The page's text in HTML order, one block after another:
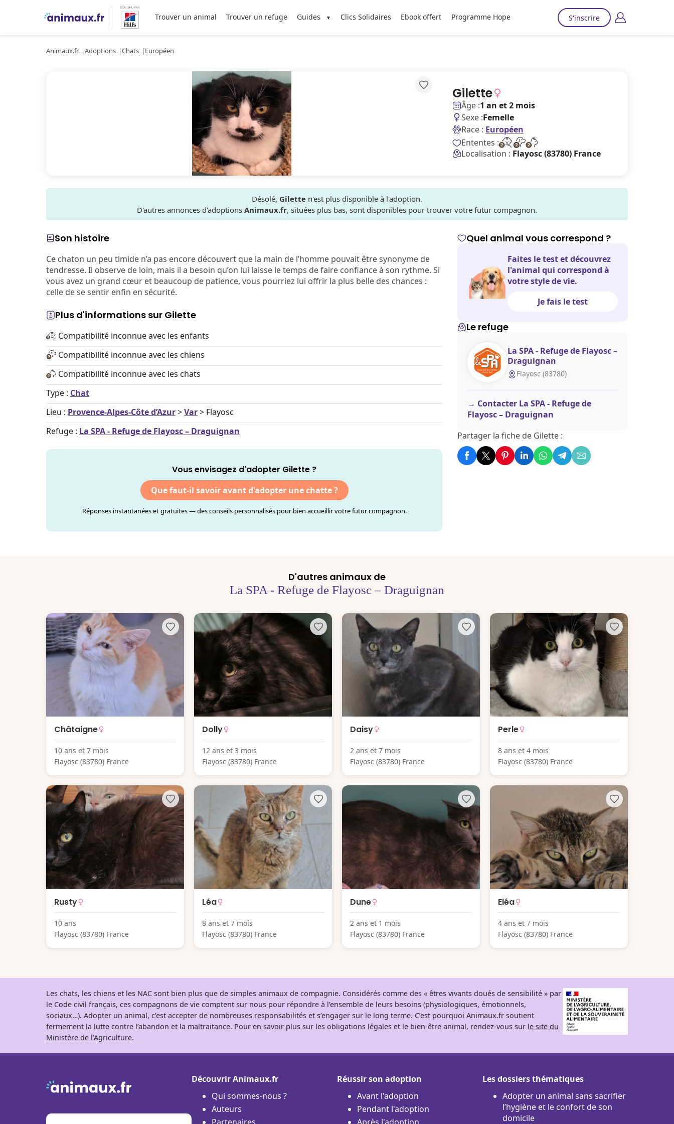
Trouver un animal Trouver un refuge Guides Clics Solidaires Ebook offert Programme Hope S'inscrire
Animaux.fr Adoptions Chats Européen
Gilette
Âge :1 an et 2 mois
Sexe :Femelle
Race : Européen
Ententes :
Localisation : Flayosc (83780) France
Désolé, Gilette n'est plus disponible à l'adoption.
D'autres annonces d'adoptions Animaux.fr, situées plus bas, sont disponibles pour trouver votre futur compagnon.
Son histoire
Ce chaton un peu timide n’a pas encore découvert que la main de l’homme pouvait être synonyme de
tendresse. Il observe de loin, mais il a besoin qu’on lui laisse le temps de faire confiance à son rythme. Si
vous avez un grand cœur et beaucoup de patience, vous pourriez lui offrir la plus belle des chances :
celle de se sentir enfin en sécurité.
Plus d'informations sur Gilette
Compatibilité inconnue avec les enfants
Compatibilité inconnue avec les chiens
Compatibilité inconnue avec les chats
Type : Chat
Lieu : Provence-Alpes-Côte d’Azur>Var> Flayosc
Refuge : La SPA - Refuge de Flayosc – Draguignan
Vous envisagez d'adopter Gilette ?
Que faut-il savoir avant d'adopter une chatte ?
Réponses instantanées et gratuites — des conseils personnalisés pour bien accueillir votre futur compagnon.
Quel animal vous correspond ?
Faites le test et découvrez
l'animal qui correspond à
votre style de vie.
Je fais le test
Le refuge
La SPA - Refuge de Flayosc –
Draguignan
Flayosc (83780)
Contacter La SPA - Refuge de
Flayosc – Draguignan
Partager la fiche de Gilette :
D'autres animaux de
La SPA - Refuge de Flayosc – Draguignan
Châtaigne
10 ans et 7 mois
Flayosc (83780) France
Dolly
12 ans et 3 mois
Flayosc (83780) France
Daisy
2 ans et 7 mois
Flayosc (83780) France
Perle
8 ans et 4 mois
Flayosc (83780) France
Rusty
10 ans
Flayosc (83780) France
Léa
8 ans et 7 mois
Flayosc (83780) France
Dune
2 ans et 1 mois
Flayosc (83780) France
Eléa
4 ans et 7 mois
Flayosc (83780) France
Les chats, les chiens et les NAC sont bien plus que de simples animaux de compagnie. Considérés comme des « êtres vivants doués de sensibilité » par
le Code civil français, ces compagnons de vie comptent sur nous pour répondre à l’ensemble de leurs besoins (physiologiques, émotionnels,
sociaux…). Adopter un animal, c’est accepter de nombreuses responsabilités et s’engager sur le long terme. C’est pourquoi Animaux.fr soutient
fermement la lutte contre l’abandon et la maltraitance. Pour en savoir plus sur les obligations légales et le bien-être animal, rendez-vous sur le site du
Ministère de l’Agriculture.
Découvrir Animaux.fr
Qui sommes-nous ?
Auteurs
Partenaires
Réussir son adoption
Avant l'adoption
Pendant l'adoption
Après l'adoption
Les dossiers thématiques
Adopter un animal sans sacrifier
l’hygiène et le confort de son
domicile